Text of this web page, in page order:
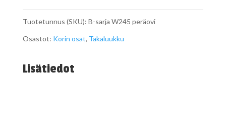
W245
takaluukku
määrä
Tuotetunnus (SKU): B-sarja W245 peräovi
Osastot: Korin osat, Takaluukku
Lisätiedot